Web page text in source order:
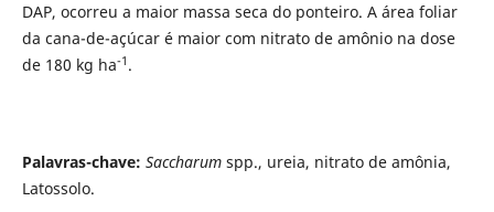
DAP, ocorreu a maior massa seca do ponteiro. A área foliar
da cana-de-açúcar é maior com nitrato de amônio na dose
de 180 kg ha-1 .
Palavras-chave: Saccharumspp., ureia, nitrato de amônia,
Latossolo.